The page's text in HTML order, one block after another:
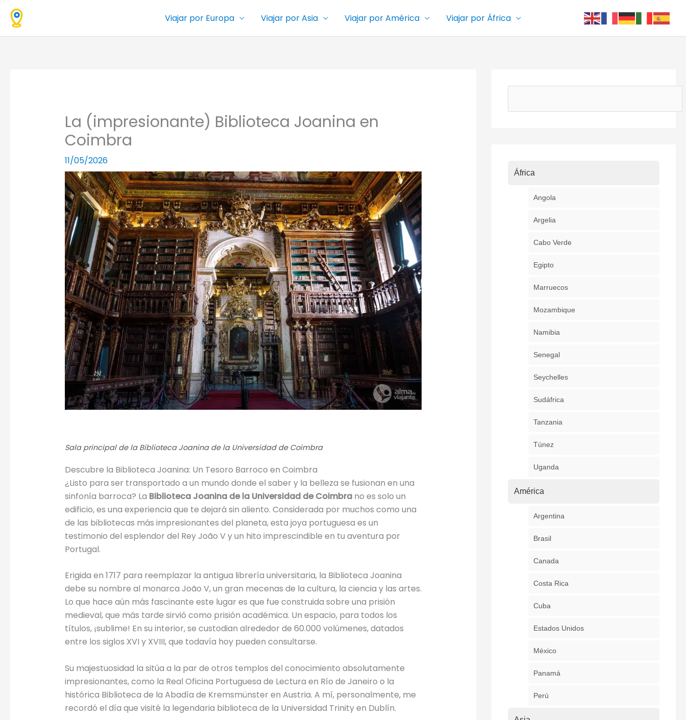
Viajar por Europa Viajar por Asia Viajar por América Viajar por África
La (impresionante) Biblioteca Joanina en
Coimbra
11/05/2026
Sala principal de la Biblioteca Joanina de la Universidad de Coimbra
Descubre la Biblioteca Joanina: Un Tesoro Barroco en Coimbra
¿Listo para ser transportado a un mundo donde el saber y la belleza se fusionan en una
sinfonía barroca? La Biblioteca Joanina de la Universidad de Coimbrano es solo un
edificio, es una experiencia que te dejará sin aliento. Considerada por muchos como una
de las bibliotecas más impresionantes del planeta, esta joya portuguesa es un
testimonio del esplendor del Rey João V y un hito imprescindible en tu aventura por
Portugal.
Erigida en 1717 para reemplazar la antigua librería universitaria, la Biblioteca Joanina
debe su nombre al monarca João V, un gran mecenas de la cultura, la ciencia y las artes.
Lo que hace aún más fascinante este lugar es que fue construida sobre una prisión
medieval, que más tarde sirvió como prisión académica. Un espacio, para todos los
títulos, ¡sublime! En su interior, se custodian alrededor de 60.000 volúmenes, datados
entre los siglos XVI y XVIII, que todavía hoy pueden consultarse.
Su majestuosidad la sitúa a la par de otros templos del conocimiento absolutamente
impresionantes, como la Real Oficina Portuguesa de Lectura en Río de Janeiro o la
histórica Biblioteca de la Abadía de Kremsmünster en Austria. A mí, personalmente, me
recordó el día que visité la legendaria biblioteca de la Universidad Trinity en Dublín.
África
Angola
Argelia
Cabo Verde
Egipto
Marruecos
Mozambique
Namibia
Senegal
Seychelles
Sudáfrica
Tanzania
Túnez
Uganda
América
Argentina
Brasil
Canada
Costa Rica
Cuba
Estados Unidos
México
Panamá
Perú